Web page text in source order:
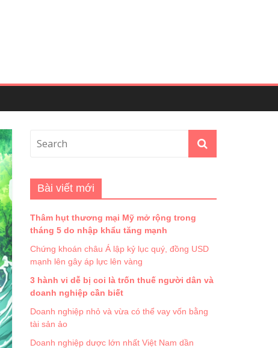
Bài viết mới
Thâm hụt thương mại Mỹ mở rộng trong
tháng 5 do nhập khẩu tăng mạnh
Chứng khoán châu Á lập kỷ lục quý, đồng USD
mạnh lên gây áp lực lên vàng
3 hành vi dễ bị coi là trốn thuế người dân và
doanh nghiệp cần biết
Doanh nghiệp nhỏ và vừa có thể vay vốn bằng
tài sản ảo
Doanh nghiệp dược lớn nhất Việt Nam dần